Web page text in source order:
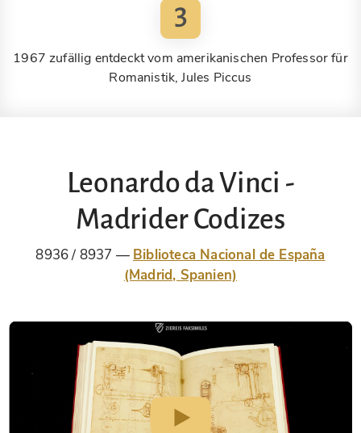
3
1967 zufällig entdeckt vom amerikanischen Professor für
Romanistik, Jules Piccus
Leonardo da Vinci -
Madrider Codizes
8936 / 8937
Biblioteca Nacional de España
(Madrid, Spanien)